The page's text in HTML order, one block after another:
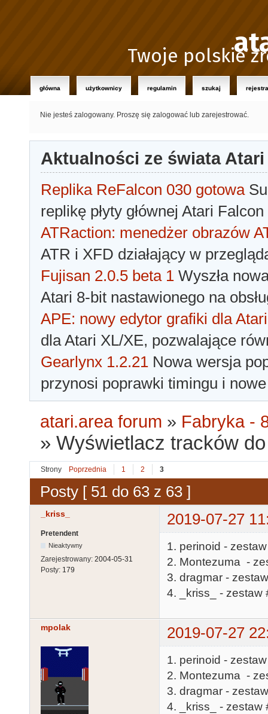
Twoje polskie
główna użytkownicy regulamin szukaj
Nie jesteś zalogowany. Proszę się zalogować lub zarejestrować.
Aktualności ze świata Atari
Replika ReFalcon 030 gotowa
replikę płyty głównej Atari
ATRaction: menedżer obrazów
ATR i XFD działający w
Fujisan 2.0.5 beta 1 Wyszła
Atari 8-bit nastawionego na
APE: nowy edytor grafiki dla Atari
dla Atari XL/XE, pozwalające
Gearlynx 1.2.21 Nowa wersja
przynosi poprawki timingu i
atari.area forum » Fabryka -
»Wyświetlacz tracków
Strony Poprzednia 1 2 3
Posty [ 51 do 63 z 63 ]
_kriss_ 2019-07-27
Pretendent
Nieaktywny
Zarejestrowany: 2004-05-31
Posty: 179
1. perinoid -
2. Montezuma -
3. dragmar -
4. _kriss_ - zestaw
mpolak 2019-07-27
1. perinoid -
2. Montezuma -
3. dragmar -
4. _kriss_ - zestaw